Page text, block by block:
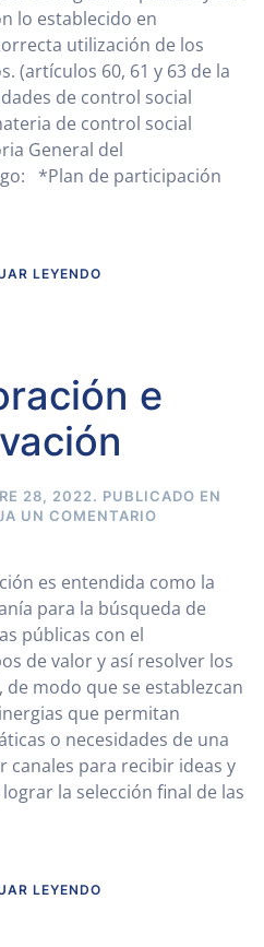
lo establecido en
utilización de los
(artículos 60, 61 y 63 de la
de control social
de control social
General del
*Plan de participación
LEYENDO
e
28, 2022. PUBLICADO EN
UN COMENTARIO
es entendida como la
para la búsqueda de
públicas con el
de valor y así resolver los
modo que se establezcan
que permitan
o necesidades de una
para recibir ideas y
la selección final de las
LEYENDO